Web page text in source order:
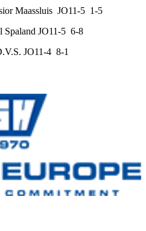
Maassluis JO11-5 1-5
Spaland JO11-5 6-8
JO11-4 8-1